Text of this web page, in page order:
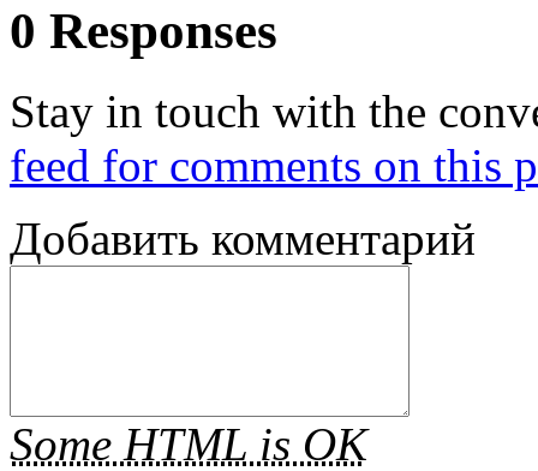
0 Responses
Stay in touch with the
feed for comments on this
Добавить комментарий
Some HTML is OK